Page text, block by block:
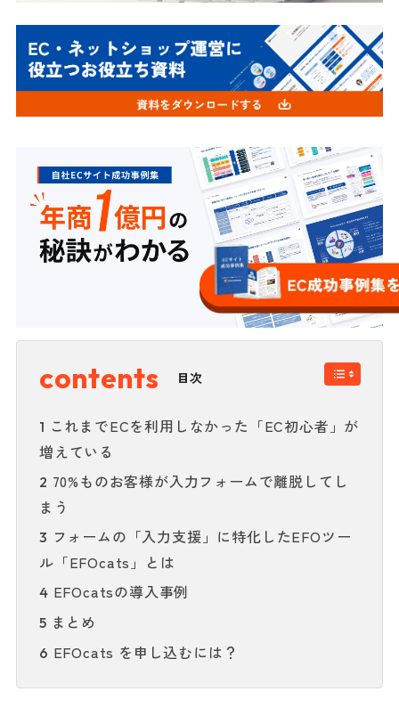
目次
1 これまでECを利用しなかった「EC初心者」が
増えている
2 70%ものお客様が入力フォームで離脱してし
まう
3 フォームの「入力支援」に特化したEFOツー
ル「EFOcats」とは
4 EFOcatsの導入事例
5 まとめ
6 EFOcats を申し込むには？